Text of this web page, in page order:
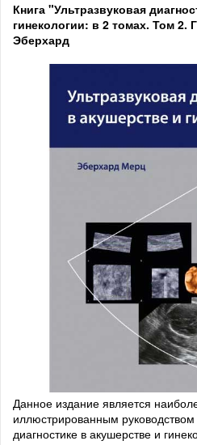
Книга "Ультразвуковая
гинекологии: в 2 томах. Том 2.
Эберхард
Данное издание является
иллюстрированным руководством
диагностике в акушерстве и